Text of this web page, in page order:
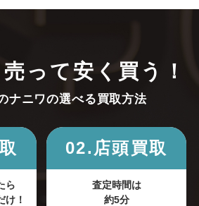
って安く買う！
ナニワの選べる買取方法
ら
け！
02.店頭買取
査定時間は
約5分